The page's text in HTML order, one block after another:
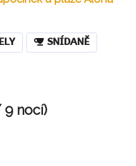
SNÍDANĚ
9 nocí)